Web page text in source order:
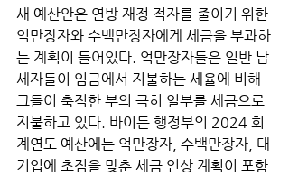
새 예산안은 연방 재정 적자를 줄이기 위한
억만장자와 수백만장자에게 세금을 부과하
는 계획이 들어있다. 억만장자들은 일반 납
세자들이 임금에서 지불하는 세율에 비해
그들이 축적한 부의 극히 일부를 세금으로
지불하고 있다. 바이든 행정부의 2024 회
계연도 예산에는 억만장자, 수백만장자, 대
기업에 초점을 맞춘 세금 인상 계획이 포함